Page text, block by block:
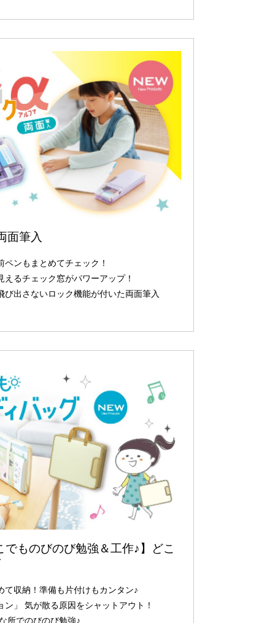
面筆入
ンもまとめてチェック！
るチェック窓がパワーアップ！
出さないロック機能が付いた両面筆入
ものびのび勉強＆工作♪】どこ
て収納！準備も片付けもカンタン♪
」 気が散る原因をシャットアウト！
所でのびのび勉強♪